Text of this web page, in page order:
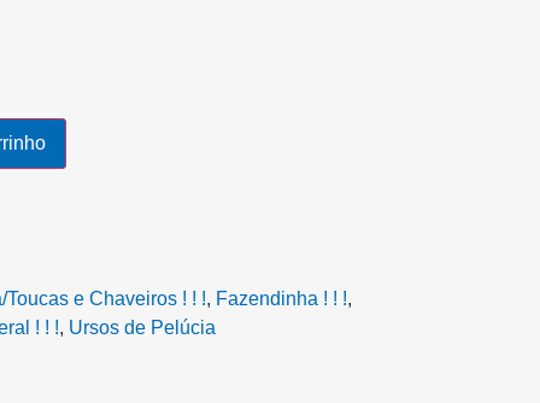
e Chaveiros ! ! !, Fazendinha ! ! !,
! ! !, Ursos de Pelúcia